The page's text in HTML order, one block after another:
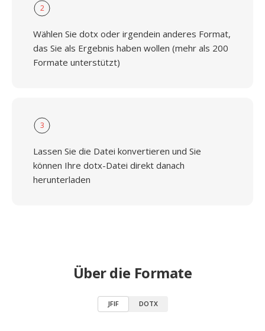
2
Wählen Sie dotx oder irgendein anderes Format,
das Sie als Ergebnis haben wollen (mehr als 200
Formate unterstützt)
3
Lassen Sie die Datei konvertieren und Sie
können Ihre dotx-Datei direkt danach
herunterladen
Über die Formate
JFIF DOTX